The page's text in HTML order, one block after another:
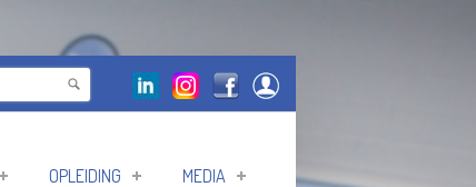
OPLEIDING MEDIA